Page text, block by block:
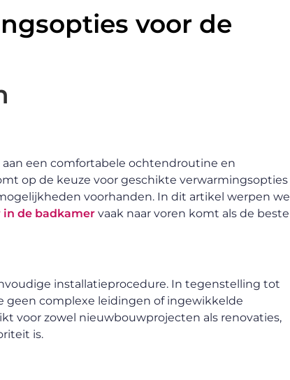
voor de
een comfortabele ochtendroutine en
op de keuze voor geschikte verwarmingsopties
voorhanden. In dit artikel werpen we
de badkamer vaak naar voren komt als de beste
installatieprocedure. In tegenstelling tot
geen complexe leidingen of ingewikkelde
voor zowel nieuwbouwprojecten als renovaties,
is.